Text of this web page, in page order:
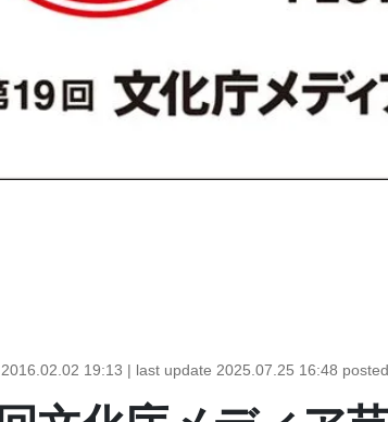
2016.02.02 19:13 | last update 2025.07.25 16:48